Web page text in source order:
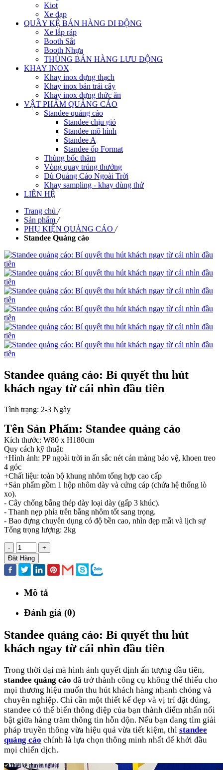
Kiot
Xe đạp
QUẦY KỆ BÁN HÀNG DI ĐỘNG
Xe lắp ráp
Booth Sắt
Booth Nhựa
THÙNG BÁN HÀNG LƯU ĐỘNG
KHAY INOX
Khay inox đựng thạch
Khay inox bán trái cây
Khay inox đựng thức ăn
VẬT PHẨM QUẢNG CÁO
Standee quảng cáo
Standee chịu gió
Standee mô hình
Standee A
Standee ốp Format
Thùng bốc thăm
Vòng quay trúng thưởng
Dù Quảng Cáo Ngoài Trời
Khay sampling - khay dùng thử
LIÊN HỆ
Trang chủ /
Sản phẩm /
PHỤ KIỆN QUẢNG CÁO /
Standee Quảng cáo
Standee quảng cáo: Bí quyết thu hút
khách ngay từ cái nhìn đầu tiên
Tình trạng: 2-3 Ngày
Tên Sản Phẩm: Standee quảng cáo
Kích thước: W80 x H180cm
Quy cách kỹ thuật:
+Hình ảnh: PP ngoài trời in ấn sắc nét cán màng bảo vệ, khoen treo
4 góc
+Chất liệu: toàn bộ khung nhôm tổng hợp cao cấp
+Sản phẩm gồm 1 hộp nhôm dày và cứng cáp (chứa hệ thống lò
xo).
- Cây chống bằng thép dày loại dày (gấp 3 khúc).
- Thanh nẹp phía trên bằng nhôm tốt sang trọng.
- Bao đựng chuyên dụng có độ bền cao, nhìn đẹp mắt và lịch sự
Tổng trọng lượng: 2kg
-
+
Đặt Hàng
Mô tả
Đánh giá (0)
Standee quảng cáo: Bí quyết thu hút
khách ngay từ cái nhìn đầu tiên
Trong thời đại mà hình ảnh quyết định ấn tượng đầu tiên,
standee quảng cáo đã trở thành công cụ không thể thiếu cho
mọi thương hiệu muốn thu hút khách hàng nhanh chóng và
chuyên nghiệp. Chỉ cần một thiết kế đẹp và vị trí đặt đúng,
standee có thể biến thông điệp của bạn thành điểm nhấn nổi
bật giữa hàng trăm thông tin hỗn độn. Nếu bạn đang tìm giải
pháp truyền thông vừa hiệu quả vừa tiết kiệm, thì standee
quảng cáo chính là lựa chọn thông minh nhất để khởi đầu
mọi chiến dịch.